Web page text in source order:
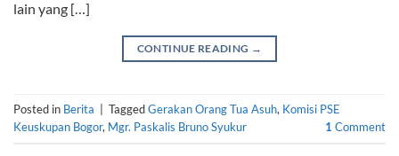
lain yang […]
CONTINUE READING →
Posted in Berita TaggedGerakan Orang Tua Asuh, Komisi PSE
Keuskupan Bogor, Mgr. Paskalis Bruno Syukur 1 Comment